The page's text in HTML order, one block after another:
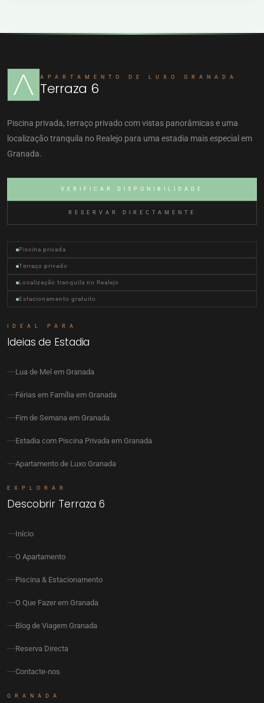
APARTAMENTO DE LUXO GRANADA
Terraza 6
Piscina privada, terraço privado com vistas panorâmicas e uma
localização tranquila no Realejo para uma estadia mais especial em
Granada.
VERIFICAR DISPONIBILIDADE
RESERVAR DIRECTAMENTE
Piscina privada
Terraço privado
Localização tranquila no Realejo
Estacionamento gratuito
IDEAL PARA
Ideias de Estadia
Lua de Mel em Granada
Férias em Família em Granada
Fim de Semana em Granada
Estadia com Piscina Privada em Granada
Apartamento de Luxo Granada
EXPLORAR
Descobrir Terraza 6
Início
O Apartamento
Piscina & Estacionamento
O Que Fazer em Granada
Blog de Viagem Granada
Reserva Directa
Contacte-nos
GRANADA